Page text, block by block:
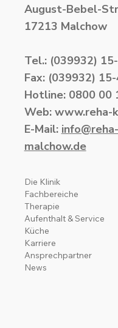
August-Bebel-
17213 Malchow
Tel.: (039932)
Fax: (039932)
Hotline: 0800 00
Web: www.reha-
E-Mail:
malchow.de
Die Klinik
Fachbereiche
Therapie
Aufenthalt & Service
Küche
Karriere
Ansprechpartner
News